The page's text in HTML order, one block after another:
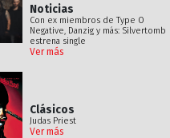
Noticias
Con ex miembros de Type O
Negative, Danzig y más: Silvertomb
estrena single
Ver más
Clásicos
Judas Priest
Ver más